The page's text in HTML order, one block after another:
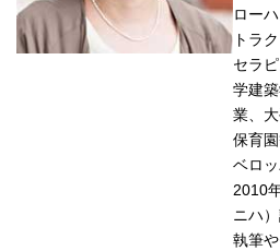
ロー
トラ
セラ
学建
業、
保育
ベロ
2010
ニハ）
執筆